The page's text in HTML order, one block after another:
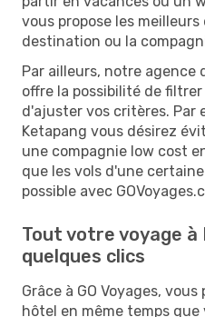
vous propose les
destination ou la
Par ailleurs, notre agence
offre la possibilité de
d'ajuster vos critères. Par
Ketapang vous désirez
une compagnie low cost
que les vols d'une
possible avec
Tout votre voyage à
quelques clics
Grâce à GO Voyages,
hôtel en même temps